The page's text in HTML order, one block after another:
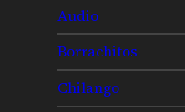
Audio
Borrachitos
Chilango